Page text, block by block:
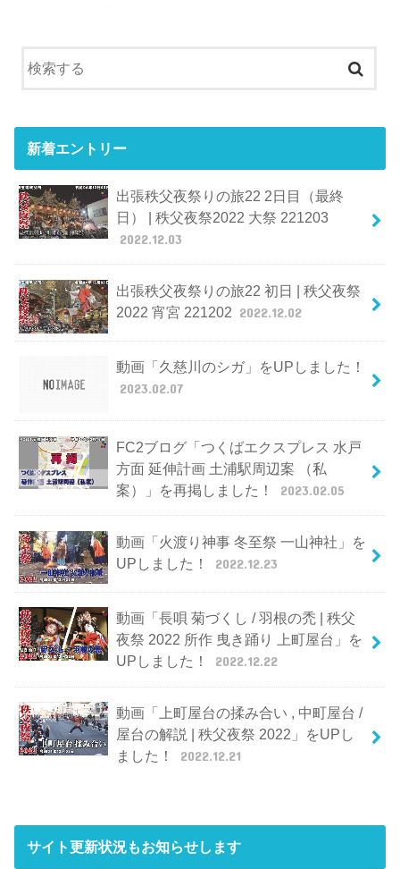
新着エントリー
出張秩父夜祭りの旅22 2日目（最終
日） | 秩父夜祭2022 大祭 221203
2022.12.03
出張秩父夜祭りの旅22 初日 | 秩父夜祭
2022 宵宮 221202 2022.12.02
動画「久慈川のシガ」をUPしました！
2023.02.07
FC2ブログ「つくばエクスプレス 水戸
方面 延伸計画 土浦駅周辺案 （私
案）」を再掲しました！
2023.02.05
動画「火渡り神事 冬至祭 一山神社」を
UPしました！
2022.12.23
動画「長唄 菊づくし / 羽根の禿 | 秩父
夜祭 2022 所作 曳き踊り 上町屋台」を
UPしました！
2022.12.22
動画「上町屋台の揉み合い , 中町屋台 /
屋台の解説 | 秩父夜祭 2022」をUPし
ました！
2022.12.21
サイト更新状況もお知らせします